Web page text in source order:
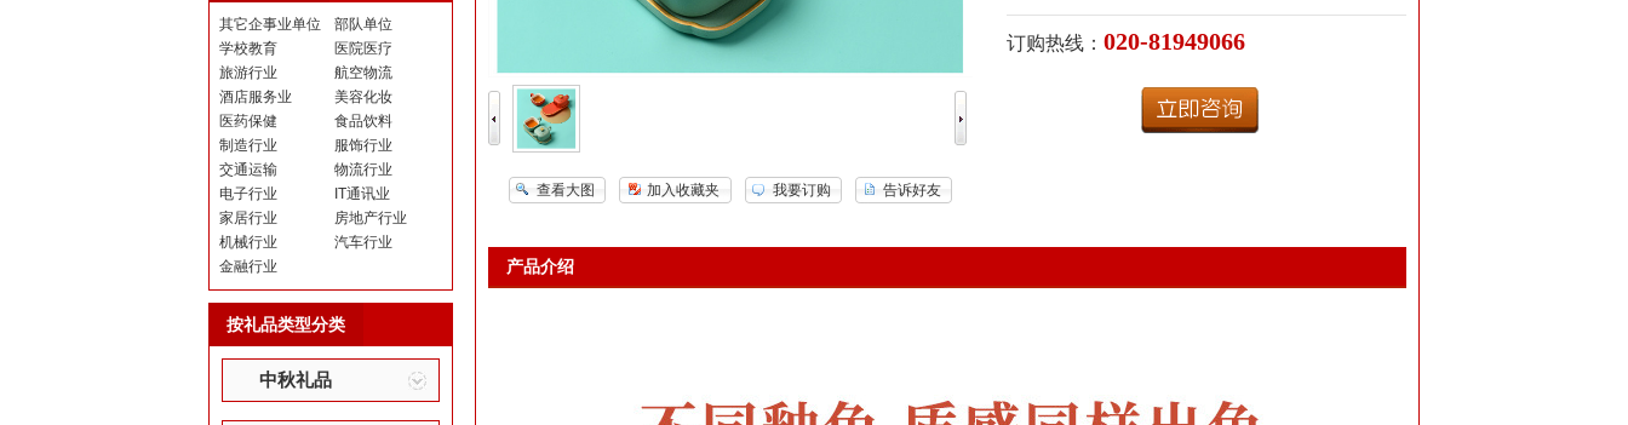
其它企事业单位
部队单位
学校教育
医院医疗
旅游行业
航空物流
酒店服务业
美容化妆
医药保健
食品饮料
制造行业
服饰行业
交通运输
物流行业
电子行业
IT通讯业
家居行业
房地产行业
机械行业
汽车行业
金融行业
按礼品类型分类
中秋礼品
查看大图 加入收藏夹 我要订购 告诉好友
订购热线： 020-81949066
产品介绍